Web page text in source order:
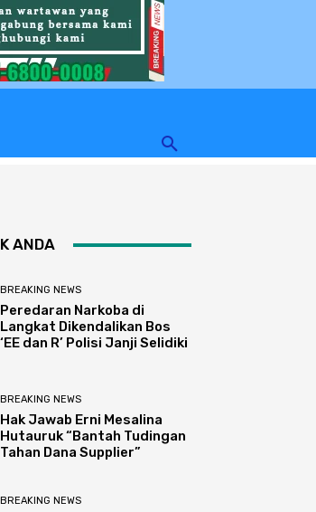
ANDA
BREAKING NEWS
Peredaran Narkoba di
Langkat Dikendalikan Bos
‘EE dan R’ Polisi Janji Selidiki
BREAKING NEWS
Hak Jawab Erni Mesalina
Hutauruk “Bantah Tudingan
Tahan Dana Supplier”
BREAKING NEWS